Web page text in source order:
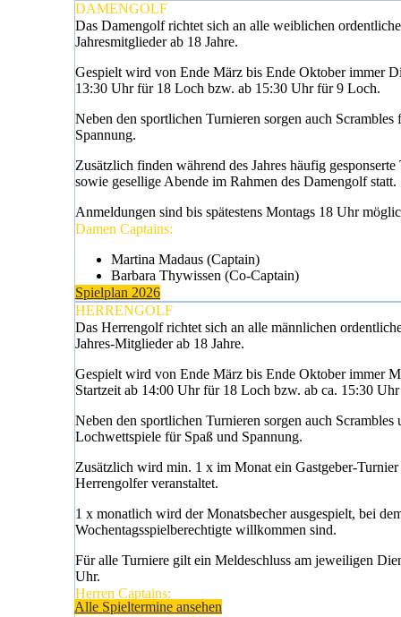
DAMENGOLF
Das Damengolf richtet sich an alle weiblichen
Jahresmitglieder ab 18 Jahre.
Gespielt wird von Ende März bis Ende Oktober immer
13:30 Uhr für 18 Loch bzw. ab 15:30 Uhr für 9 Loch.
Neben den sportlichen Turnieren sorgen auch Scrambles
Spannung.
Zusätzlich finden während des Jahres häufig gesponserte
sowie gesellige Abende im Rahmen des Damengolf statt.
Anmeldungen sind bis spätestens Montags 18 Uhr
Damen Captains:
Martina Madaus (Captain)
Barbara Thywissen (Co-Captain)
Spielplan 2026
HERRENGOLF
Das Herrengolf richtet sich an alle männlichen
Jahres-Mitglieder ab 18 Jahre.
Gespielt wird von Ende März bis Ende Oktober immer
Startzeit ab 14:00 Uhr für 18 Loch bzw. ab ca. 15:30
Neben den sportlichen Turnieren sorgen auch Scrambles
Lochwettspiele für Spaß und Spannung.
Zusätzlich wird min. 1 x im Monat ein Gastgeber-
Herrengolfer veranstaltet.
1 x monatlich wird der Monatsbecher ausgespielt, bei
Wochentagsspielberechtigte willkommen sind.
Für alle Turniere gilt ein Meldeschluss am jeweiligen
Uhr.
Herren Captains:
Alle Spieltermine ansehen